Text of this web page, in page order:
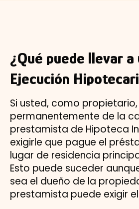
¿Qué puede llevar a
Ejecución
Si usted, como
permanentemente de la
prestamista de Hipoteca
exigirle que pague el
lugar de residencia
Esto puede suceder
sea el dueño de la
prestamista puede exigir